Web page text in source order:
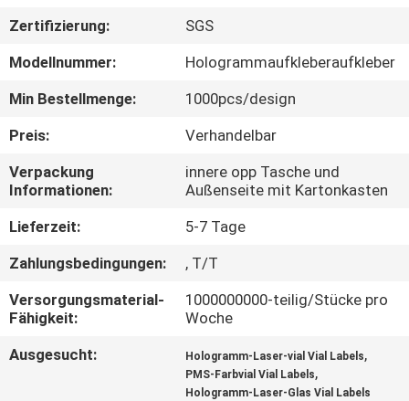
FABRIK-
AUSFLUG
QUALITÄTSKONTROLLE
TRETEN
SIE
MIT
IN
VERBINDUNG
Zertifizierung:
SGS
Modellnummer:
Hologrammaufkleberaufkleber
Min Bestellmenge:
1000pcs/design
Preis:
Verhandelbar
Verpackung
Informationen:
innere opp Tasche und
Außenseite mit Kartonkasten
Lieferzeit:
5-7 Tage
Zahlungsbedingungen:
, T/T
Versorgungsmaterial-
Fähigkeit:
1000000000-teilig/Stücke pro
Woche
Ausgesucht:
Hologramm-Laser-vial Vial Labels,
PMS-Farbvial Vial Labels,
Hologramm-Laser-Glas Vial Labels